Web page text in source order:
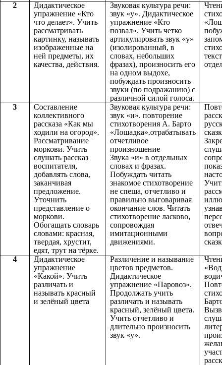
2
Дидактическое
упражнение «Кто
что делает». Учить
рассматривать
картинку, называть
изображенные на
ней предметы, их
качества, действия.
Звуковая культура речи:
звук «у». Дидактическое
упражнение «Кто
позвал». Учить четко
артикулировать звук «у»
(изолированный, в
словах, небольших
фразах), произносить его
на одном выдохе,
побуждать произносить
звуки (по подражанию) с
различной силой голоса.
3
Составление
коллективного
рассказа «Как мы
ходили на огород».
Рассматривание
моркови. Учить
слушать рассказ
воспитателя,
добавлять слова,
заканчивая
предложение.
Уточнить
представление о
моркови.
Обогащать словарь
словами: красная,
твердая, хрустит,
едят, трут на тёрке.
Звуковая культура речи:
звук «и». повторение
стихотворения А. Барто
«Лошадка».отрабатывать
отчетливое
произношение
Звука «и» в отдельных
словах и фразах.
Побуждать читать
знакомое стихотворение
не спеша, отчетливо и
правильно выговаривая
окончание слов. Читать
стихотворение ласково,
сопровождая
имитационными
движениями.
4
Дидактическое
упражнение
«Какой». Учить
различать и
называть красный
и зелёный цвета
Различение и называние
цветов предметов.
Дидактическое
упражнение «Паровоз».
Продолжать учить
различать и называть
красный, зелёный цвета.
Учить отчетливо и
длительно произносить
звук «у».